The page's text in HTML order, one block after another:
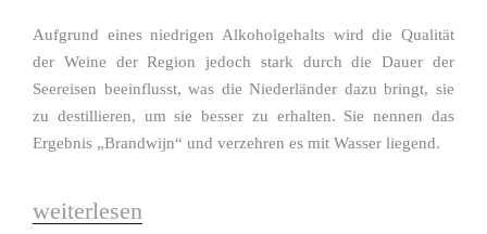
Aufgrund eines niedrigen Alkoholgehalts wird die Qualität
der Weine der Region jedoch stark durch die Dauer der
Seereisen beeinflusst, was die Niederländer dazu bringt, sie
zu destillieren, um sie besser zu erhalten. Sie nennen das
Ergebnis „Brandwijn“ und verzehren es mit Wasser liegend.
„Geschichte“
weiterlesen